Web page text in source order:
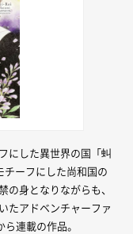
にした異世界の国「虯
ーフにした尚和国の
身となりながらも、
たアドベンチャーファ
連載の作品。